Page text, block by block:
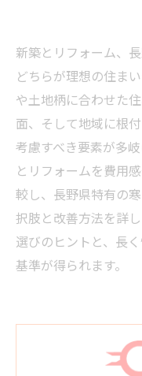
新築とリフォーム、
どちらが理想の住ま
や土地柄に合わせた
面、そして地域に根
考慮すべき要素が多
とリフォームを費用
較し、長野県特有の
択肢と改善方法を詳
選びのヒントと、長
基準が得られます。